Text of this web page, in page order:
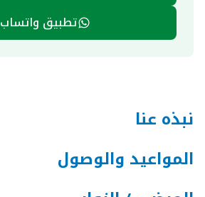
تطبيق واتساب
نبذه عنا
المواعيد والوصول